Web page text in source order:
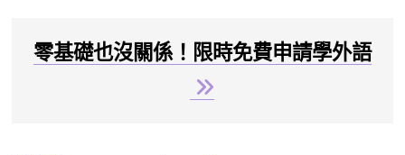
零基礎也沒關係！限時免費申請學外語